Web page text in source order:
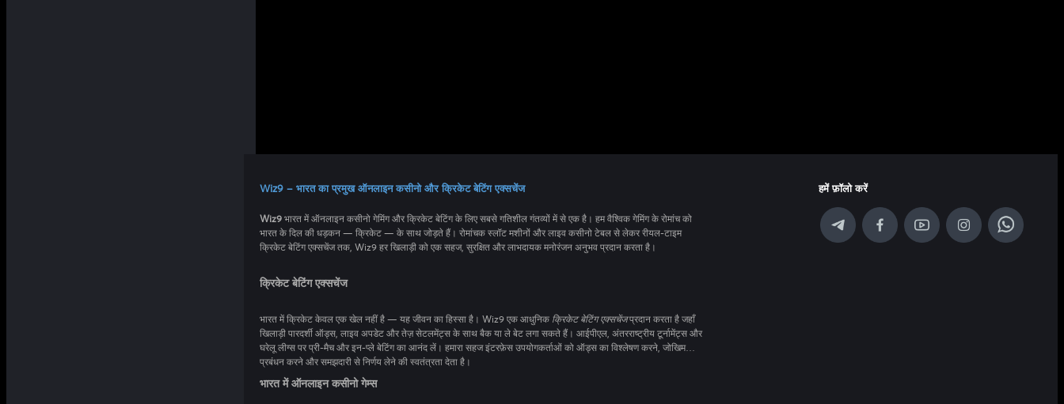
Wiz9 – भारत का प्रमुख ऑनलाइन कसीनो और क्रिकेट बेटिंग एक्सचेंज
Wiz9 भारत में ऑनलाइन कसीनो गेमिंग और क्रिकेट बेटिंग के लिए सबसे गतिशील गंतव्यों में से एक है। हम वैश्विक गेमिंग के रोमांच को
भारत के दिल की धड़कन — क्रिकेट — के साथ जोड़ते हैं। रोमांचक स्लॉट मशीनों और लाइव कसीनो टेबल से लेकर रीयल-टाइम
क्रिकेट बेटिंग एक्सचेंज तक, Wiz9 हर खिलाड़ी को एक सहज, सुरक्षित और लाभदायक मनोरंजन अनुभव प्रदान करता है।
क्रिकेट बेटिंग एक्सचेंज
भारत में क्रिकेट केवल एक खेल नहीं है — यह जीवन का हिस्सा है। Wiz9 एक आधुनिक क्रिकेट बेटिंग एक्सचेंजप्रदान करता है जहाँ
खिलाड़ी पारदर्शी ऑड्स, लाइव अपडेट और तेज़ सेटलमेंट्स के साथ बैक या ले बेट लगा सकते हैं। आईपीएल, अंतरराष्ट्रीय टूर्नामेंट्स और
घरेलू लीग्स पर प्री-मैच और इन-प्ले बेटिंग का आनंद लें। हमारा सहज इंटरफ़ेस उपयोगकर्ताओं को ऑड्स का विश्लेषण करने, जोखिम
प्रबंधन करने और समझदारी से निर्णय लेने की स्वतंत्रता देता है।
भारत में ऑनलाइन कसीनो गेम्स
हमें फ़ॉलो करें